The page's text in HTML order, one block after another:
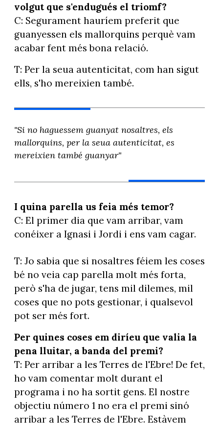
volgut que s'endugués el triomf?
C: Segurament hauríem preferit que
guanyessen els mallorquins perquè vam
acabar fent més bona relació.
T: Per la seua autenticitat, com han sigut
ells, s'ho mereixien també.
"Si no haguessem guanyat nosaltres, els
mallorquins, per la seua autenticitat, es
mereixien també guanyar"
I quina parella us feia més temor?
C: El primer dia que vam arribar, vam
conéixer a Ignasi i Jordi i ens vam cagar.
T: Jo sabia que si nosaltres féiem les coses
bé no veia cap parella molt més forta,
però s'ha de jugar, tens mil dilemes, mil
coses que no pots gestionar, i qualsevol
pot ser més fort.
Per quines coses em diríeu que valia la
pena lluitar, a banda del premi?
T: Per arribar a les Terres de l'Ebre! De fet,
ho vam comentar molt durant el
programa i no ha sortit gens. El nostre
objectiu número 1 no era el premi sinó
arribar a les Terres de l'Ebre. Estàvem